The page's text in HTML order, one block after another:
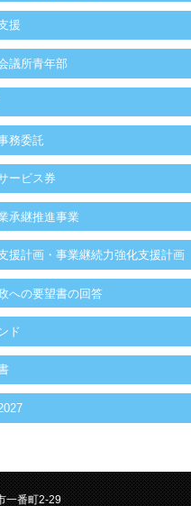
援
議所青年部
務委託
ービス券
承継推進事業
援計画・事業継続力強化支援計画
への要望書の回答
ド
一番町2-29